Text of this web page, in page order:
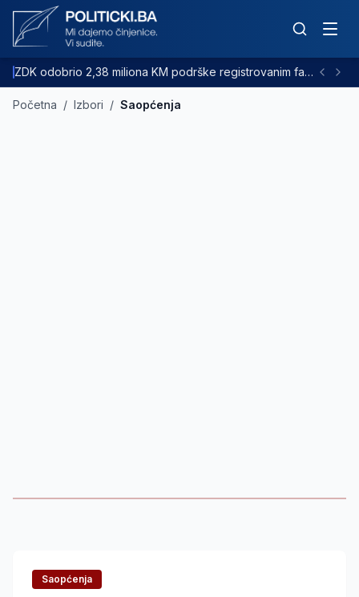
ZDK odobrio 2,38 miliona KM podrške registrovanim farmama goveda
Početna / Izbori / Saopćenja
Saopćenja